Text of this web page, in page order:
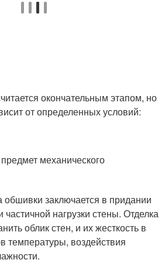
окончательным этапом, но
от определенных условий:
механического
заключается в придании
частичной нагрузки стены. Отделка
облик стен, и их жесткость в
температуры, воздействия